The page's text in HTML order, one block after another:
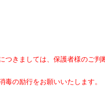
きましては、保護者様のご判
の励行をお願いいたします。